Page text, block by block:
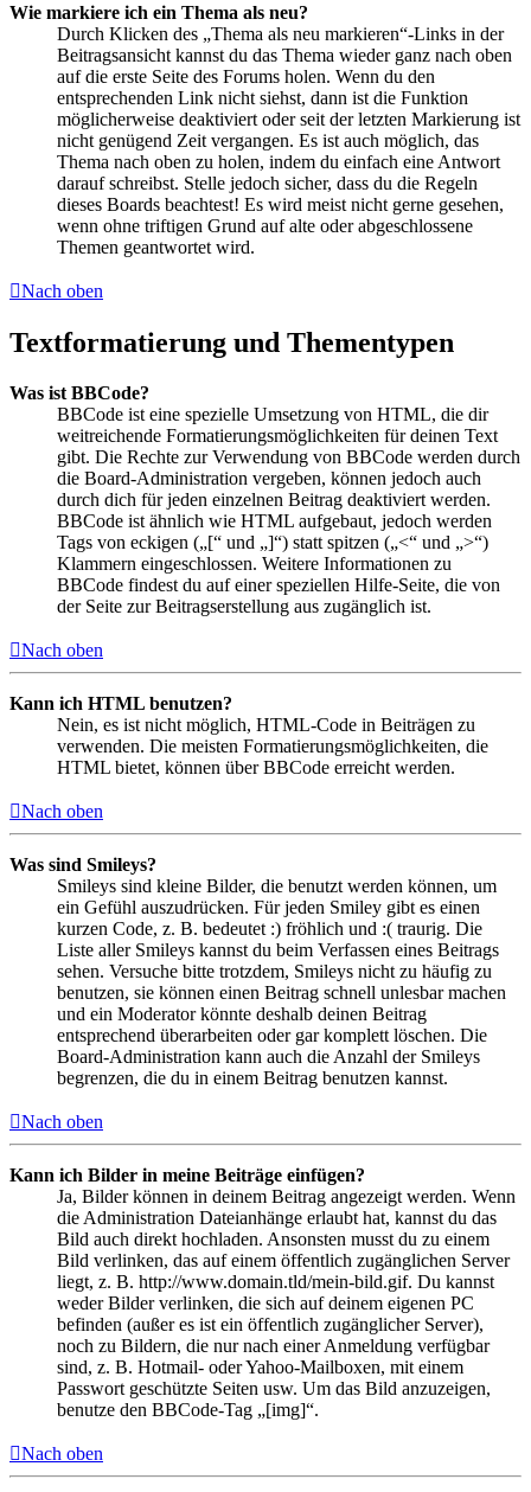
Wie markiere ich ein Thema als neu?
Durch Klicken des „Thema als neu markieren“-Links in der
Beitragsansicht kannst du das Thema wieder ganz nach oben
auf die erste Seite des Forums holen. Wenn du den
entsprechenden Link nicht siehst, dann ist die Funktion
möglicherweise deaktiviert oder seit der letzten Markierung ist
nicht genügend Zeit vergangen. Es ist auch möglich, das
Thema nach oben zu holen, indem du einfach eine Antwort
darauf schreibst. Stelle jedoch sicher, dass du die Regeln
dieses Boards beachtest! Es wird meist nicht gerne gesehen,
wenn ohne triftigen Grund auf alte oder abgeschlossene
Themen geantwortet wird.
Nach oben
Textformatierung und Thementypen
Was ist BBCode?
BBCode ist eine spezielle Umsetzung von HTML, die dir
weitreichende Formatierungsmöglichkeiten für deinen Text
gibt. Die Rechte zur Verwendung von BBCode werden durch
die Board-Administration vergeben, können jedoch auch
durch dich für jeden einzelnen Beitrag deaktiviert werden.
BBCode ist ähnlich wie HTML aufgebaut, jedoch werden
Tags von eckigen („[“ und „]“) statt spitzen („<“ und „>“)
Klammern eingeschlossen. Weitere Informationen zu
BBCode findest du auf einer speziellen Hilfe-Seite, die von
der Seite zur Beitragserstellung aus zugänglich ist.
Nach oben
Kann ich HTML benutzen?
Nein, es ist nicht möglich, HTML-Code in Beiträgen zu
verwenden. Die meisten Formatierungsmöglichkeiten, die
HTML bietet, können über BBCode erreicht werden.
Nach oben
Was sind Smileys?
Smileys sind kleine Bilder, die benutzt werden können, um
ein Gefühl auszudrücken. Für jeden Smiley gibt es einen
kurzen Code, z. B. bedeutet :) fröhlich und :( traurig. Die
Liste aller Smileys kannst du beim Verfassen eines Beitrags
sehen. Versuche bitte trotzdem, Smileys nicht zu häufig zu
benutzen, sie können einen Beitrag schnell unlesbar machen
und ein Moderator könnte deshalb deinen Beitrag
entsprechend überarbeiten oder gar komplett löschen. Die
Board-Administration kann auch die Anzahl der Smileys
begrenzen, die du in einem Beitrag benutzen kannst.
Nach oben
Kann ich Bilder in meine Beiträge einfügen?
Ja, Bilder können in deinem Beitrag angezeigt werden. Wenn
die Administration Dateianhänge erlaubt hat, kannst du das
Bild auch direkt hochladen. Ansonsten musst du zu einem
Bild verlinken, das auf einem öffentlich zugänglichen Server
liegt, z. B. http://www.domain.tld/mein-bild.gif. Du kannst
weder Bilder verlinken, die sich auf deinem eigenen PC
befinden (außer es ist ein öffentlich zugänglicher Server),
noch zu Bildern, die nur nach einer Anmeldung verfügbar
sind, z. B. Hotmail- oder Yahoo-Mailboxen, mit einem
Passwort geschützte Seiten usw. Um das Bild anzuzeigen,
benutze den BBCode-Tag „[img]“.
Nach oben